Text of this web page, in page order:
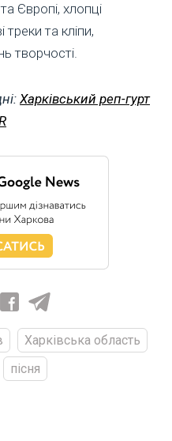
Європі, хлопці
та кліпи,
творчості.
Харківський реп-гурт
Харківська область
пісня